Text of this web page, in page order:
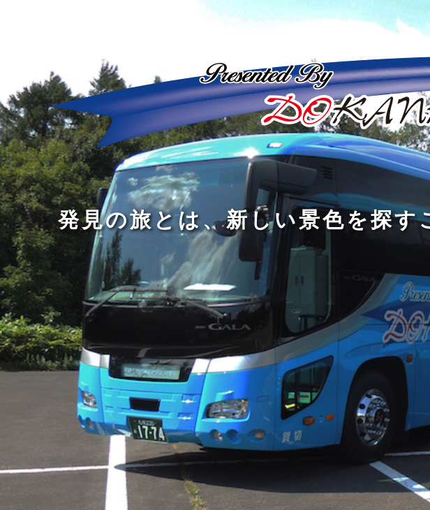
旅の過程
発見の旅とは 、新しい景色を探す
人間の幅を広げるものは3つある
私は旅を
旅の過程
どんなに洗練された大人の中にも、
旅を するのは到着するた
旅は真の知